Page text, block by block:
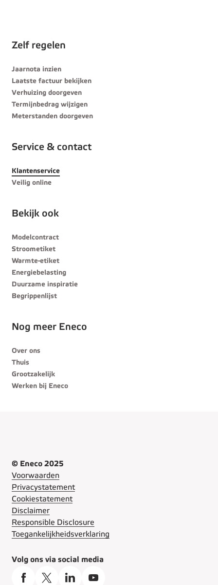
Zelf regelen
Jaarnota inzien
Laatste factuur bekijken
Verhuizing doorgeven
Termijnbedrag wijzigen
Meterstanden doorgeven
Service & contact
Klantenservice
Veilig online
Bekijk ook
Modelcontract
Stroometiket
Warmte-etiket
Energiebelasting
Duurzame inspiratie
Begrippenlijst
Nog meer Eneco
Over ons
Thuis
Grootzakelijk
Werken bij Eneco
© Eneco 2025
Voorwaarden
Privacystatement
Cookiestatement
Disclaimer
Responsible Disclosure
Toegankelijkheidsverklaring
Volg ons via social media